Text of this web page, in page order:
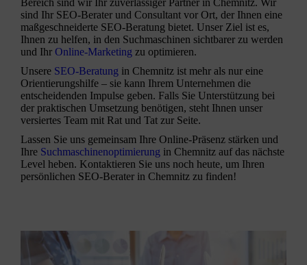
Bereich sind wir Ihr zuverlässiger Partner in Chemnitz. Wir
sind Ihr SEO-Berater und Consultant vor Ort, der Ihnen eine
maßgeschneiderte SEO-Beratung bietet. Unser Ziel ist es,
Ihnen zu helfen, in den Suchmaschinen sichtbarer zu werden
und Ihr Online-Marketing zu optimieren.
Unsere SEO-Beratung in Chemnitz ist mehr als nur eine
Orientierungshilfe – sie kann Ihrem Unternehmen die
entscheidenden Impulse geben. Falls Sie Unterstützung bei
der praktischen Umsetzung benötigen, steht Ihnen unser
versiertes Team mit Rat und Tat zur Seite.
Lassen Sie uns gemeinsam Ihre Online-Präsenz stärken und
Ihre Suchmaschinenoptimierung in Chemnitz auf das nächste
Level heben. Kontaktieren Sie uns noch heute, um Ihren
persönlichen SEO-Berater in Chemnitz zu finden!